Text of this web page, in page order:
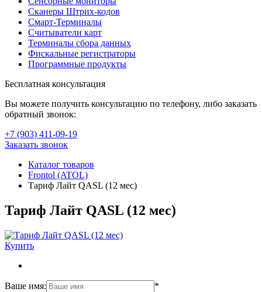
Сканеры Штрих-кодов
Смарт-Терминалы
Считыватели карт
Терминалы сбора данных
Фискальные регистраторы
Программные продукты
Бесплатная консультация
Вы можете получить консультацию по телефону, либо заказать
обратный звонок:
+7 (903) 411-09-19
Заказать звонок
Каталог товаров
Frontol (ATOL)
Тариф Лайт QASL (12 мес)
Тариф Лайт QASL (12 мес)
Купить
Ваше имя:
*